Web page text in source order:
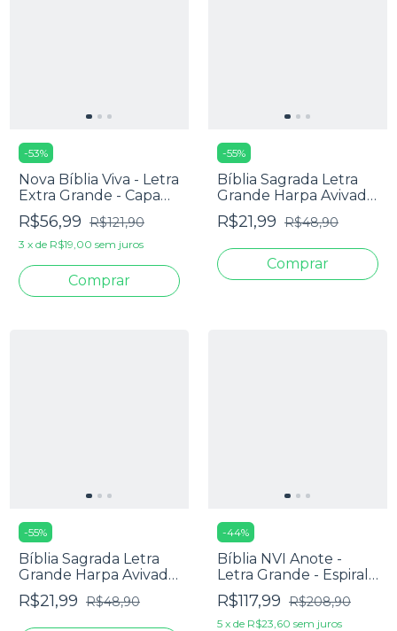
-53%
Nova Bíblia Viva - Letra
Extra Grande - Capa
Grafite
R$56,99 R$121,90
3 x de R$19,00 sem juros
-55%
Bíblia Sagrada Letra
Grande Harpa Avivada
E Corinhos - Carteira
Rosa
R$21,99 R$48,90
-55%
Bíblia Sagrada Letra
Grande Harpa Avivada
E Corinhos - Carteira
Azul
R$21,99 R$48,90
-44%
Bíblia NVI Anote -
Letra Grande - Espiral
Púrpura
R$117,99 R$208,90
5 x de R$23,60 sem juros